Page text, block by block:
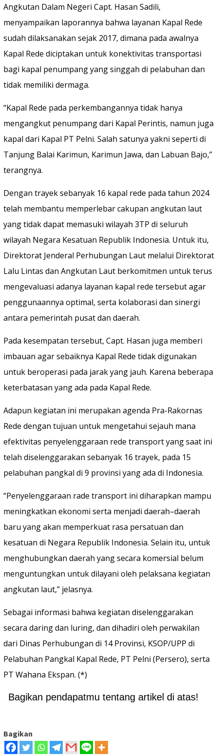
Angkutan Dalam Negeri Capt. Hasan Sadili,
menyampaikan laporannya bahwa layanan Kapal Rede
sudah dilaksanakan sejak 2017, dimana pada awalnya
Kapal Rede diciptakan untuk konektivitas transportasi
bagi kapal penumpang yang singgah di pelabuhan dan
tidak memiliki dermaga.
“Kapal Rede pada perkembangannya tidak hanya
mengangkut penumpang dari Kapal Perintis, namun juga
kapal dari Kapal PT Pelni. Salah satunya yakni seperti di
Tanjung Balai Karimun, Karimun Jawa, dan Labuan Bajo,”
terangnya.
Dengan trayek sebanyak 16 kapal rede pada tahun 2024
telah membantu memperlebar cakupan angkutan laut
yang tidak dapat memasuki wilayah 3TP di seluruh
wilayah Negara Kesatuan Republik Indonesia. Untuk itu,
Direktorat Jenderal Perhubungan Laut melalui Direktorat
Lalu Lintas dan Angkutan Laut berkomitmen untuk terus
mengevaluasi adanya layanan kapal rede tersebut agar
penggunaannya optimal, serta kolaborasi dan sinergi
antara pemerintah pusat dan daerah.
Pada kesempatan tersebut, Capt. Hasan juga memberi
imbauan agar sebaiknya Kapal Rede tidak digunakan
untuk beroperasi pada jarak yang jauh. Karena beberapa
keterbatasan yang ada pada Kapal Rede.
Adapun kegiatan ini merupakan agenda Pra-Rakornas
Rede dengan tujuan untuk mengetahui sejauh mana
efektivitas penyelenggaraan rede transport yang saat ini
telah diselenggarakan sebanyak 16 trayek, pada 15
pelabuhan pangkal di 9 provinsi yang ada di Indonesia.
“Penyelenggaraan rade transport ini diharapkan mampu
meningkatkan ekonomi serta menjadi daerah–daerah
baru yang akan memperkuat rasa persatuan dan
kesatuan di Negara Republik Indonesia. Selain itu, untuk
menghubungkan daerah yang secara komersial belum
menguntungkan untuk dilayani oleh pelaksana kegiatan
angkutan laut,” jelasnya.
Sebagai informasi bahwa kegiatan diselenggarakan
secara daring dan luring, dan dihadiri oleh perwakilan
dari Dinas Perhubungan di 14 Provinsi, KSOP/UPP di
Pelabuhan Pangkal Kapal Rede, PT Pelni (Persero), serta
PT Wahana Ekspan. (*)
Bagikan pendapatmu tentang artikel di atas!
Bagikan